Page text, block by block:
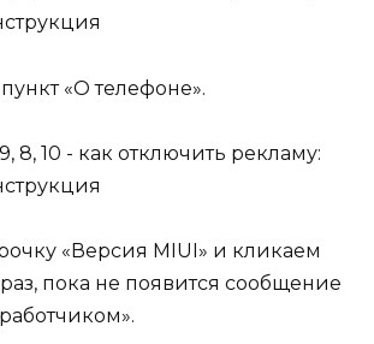
«О телефоне».
«Версия MIUI» и кликаем
пока не появится сообщение